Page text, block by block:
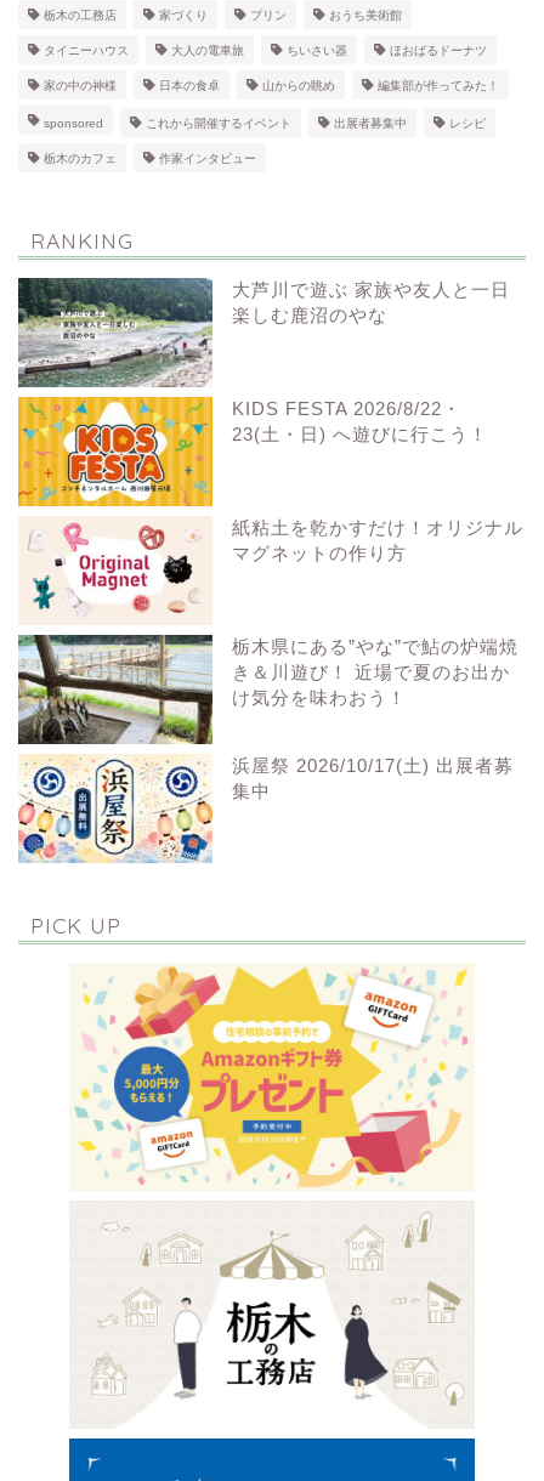
栃木の工務店 家づくり プリン おうち美術館
タイニーハウス 大人の電車旅 ちいさい器 ほおばるドーナツ
家の中の神様 日本の食卓 山からの眺め 編集部が作ってみた！
sponsored これから開催するイベント 出展者募集中 レシピ
栃木のカフェ 作家インタビュー
RANKING
大芦川で遊ぶ 家族や友人と一日
楽しむ鹿沼のやな
KIDS FESTA 2026/8/22・
23(土・日) へ遊びに行こう！
紙粘土を乾かすだけ！オリジナル
マグネットの作り方
栃木県にある”やな”で鮎の炉端焼
き＆川遊び！ 近場で夏のお出か
け気分を味わおう！
浜屋祭 2026/10/17(土) 出展者募
集中
PICK UP